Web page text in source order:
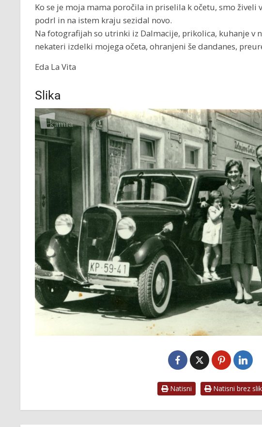
Ko se je moja mama poročila in priselila k očetu, smo živeli
podrl in na istem kraju sezidal novo.
Na fotografijah so utrinki iz Dalmacije, prikolica, kuhanje v
nekateri izdelki mojega očeta, ohranjeni še dandanes,
Eda La Vita
Slika
Natisni Natisni brez slik